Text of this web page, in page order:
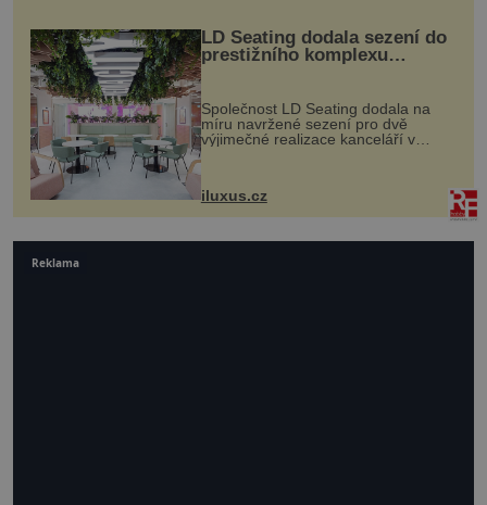
LD Seating dodala sezení do
prestižního komplexu
MediaCityUK v Salfordu
Společnost LD Seating dodala na
míru navržené sezení pro dvě
výjimečné realizace kanceláří v
areálu MediaCityUK v anglickém
budov Media...
iluxus.cz
Reklama